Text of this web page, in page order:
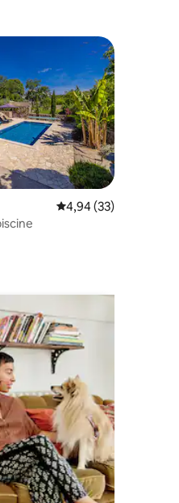
de 14 commentaires : 5 sur 5
Évaluation moyenne
4,94 (33)